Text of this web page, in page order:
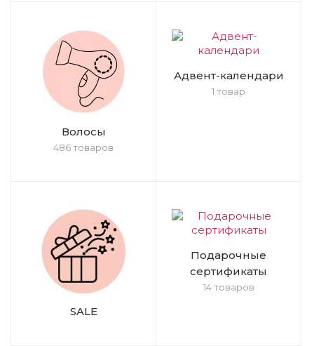
Волосы
486 товаров
Адвент-календари
1 товар
SALE
Подарочные
сертификаты
14 товаров